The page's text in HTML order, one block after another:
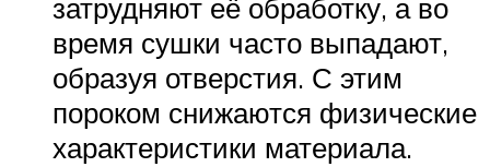
затрудняют её обработку, а во
время сушки часто выпадают,
образуя отверстия. С этим
пороком снижаются физические
характеристики материала.